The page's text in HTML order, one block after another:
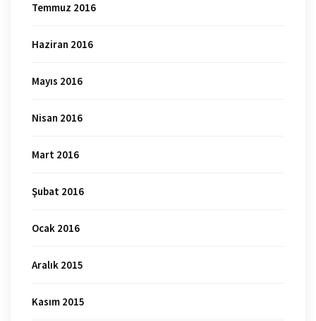
Temmuz 2016
Haziran 2016
Mayıs 2016
Nisan 2016
Mart 2016
Şubat 2016
Ocak 2016
Aralık 2015
Kasım 2015